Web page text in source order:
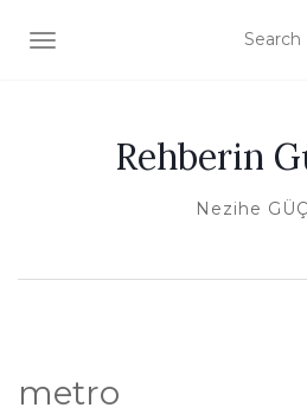
TOGGLE NAVIGATION
Rehberin
Nezihe
metro